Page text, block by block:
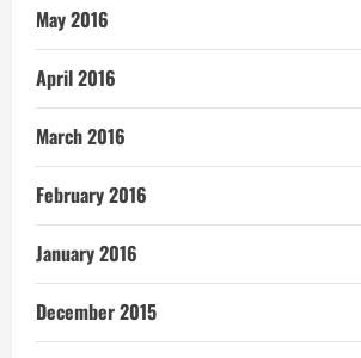
May 2016
April 2016
March 2016
February 2016
January 2016
December 2015